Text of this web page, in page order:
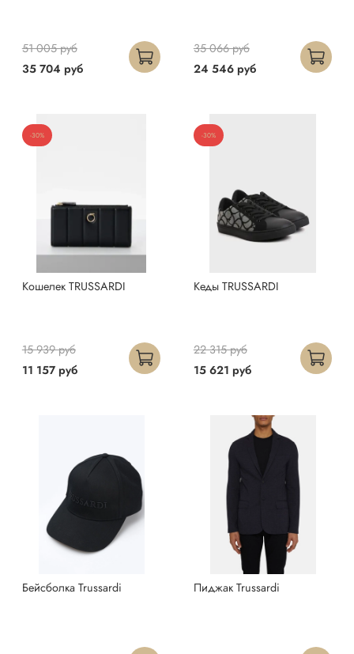
35 704 руб
51 005 руб
24 546 руб
35 066 руб
-30%
Кошелек TRUSSARDI
11 157 руб
15 939 руб
-30%
Кеды TRUSSARDI
15 621 руб
22 315 руб
Бейсболка Trussardi Пиджак Trussardi